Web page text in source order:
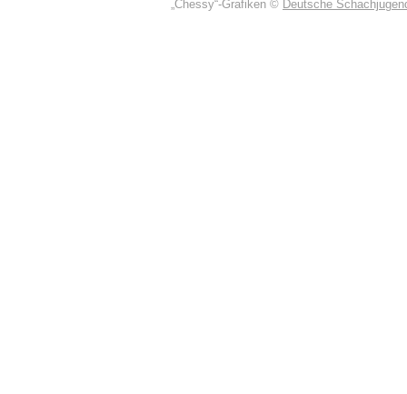
„Chessy“-Grafiken © Deutsche